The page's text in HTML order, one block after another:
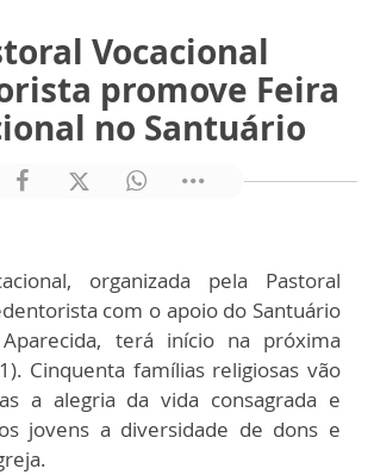
Vocacional
promove Feira
no Santuário
organizada pela Pastoral
com o apoio do Santuário
terá início na próxima
Cinquenta famílias religiosas vão
a alegria da vida consagrada e
jovens a diversidade de dons e